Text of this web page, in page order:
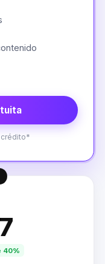
crédito*
40%